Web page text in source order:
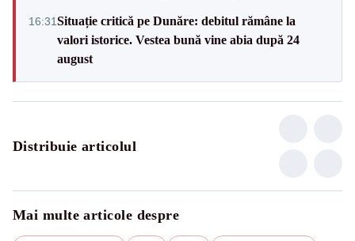
16:31Situație critică pe Dunăre: debitul rămâne la
valori istorice. Vestea bună vine abia după 24
august
Distribuie articolul
Mai multe articole despre